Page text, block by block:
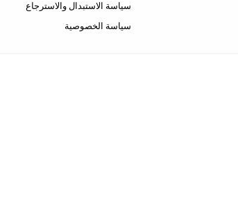
سياسة الاستبدال والاسترجاع
سياسة الخصوصية